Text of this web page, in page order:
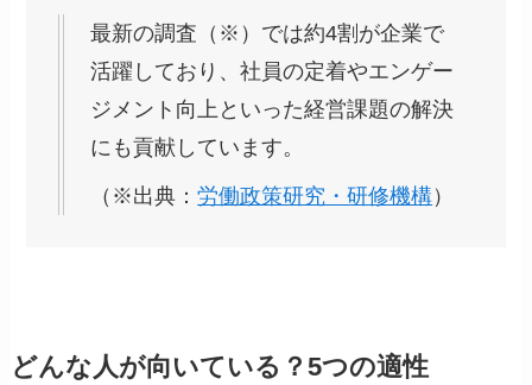
最新の調査（※）では約4割が企業で
活躍しており、社員の定着やエンゲー
ジメント向上といった経営課題の解決
にも貢献しています。
（※出典：労働政策研究・研修機構）
どんな人が向いている？5つの適性